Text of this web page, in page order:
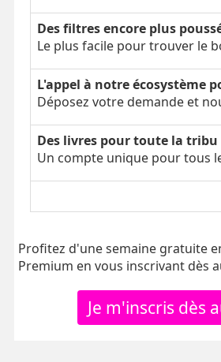
Des filtres encore plus
Le plus facile pour trouver le
L'appel à notre écosystème
Déposez votre demande et
Des livres pour toute la tribu
Un compte unique pour tous
Profitez d'une semaine gratuite
Premium en vous inscrivant dès
Je m'inscris dès